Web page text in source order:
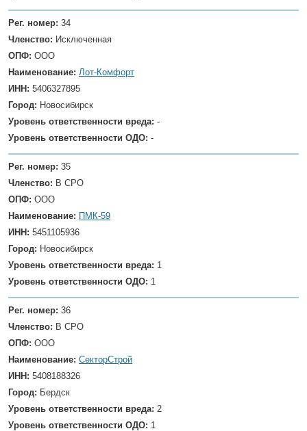
Рег. номер: 34
Членство: Исключенная
ОПФ: ООО
Наименование: Лот-Комфорт
ИНН: 5406327895
Город: Новосибирск
Уровень ответственности вреда: -
Уровень ответственности ОДО: -
Рег. номер: 35
Членство: В СРО
ОПФ: ООО
Наименование: ПМК-59
ИНН: 5451105936
Город: Новосибирск
Уровень ответственности вреда: 1
Уровень ответственности ОДО: 1
Рег. номер: 36
Членство: В СРО
ОПФ: ООО
Наименование: СекторСтрой
ИНН: 5408188326
Город: Бердск
Уровень ответственности вреда: 2
Уровень ответственности ОДО: 1